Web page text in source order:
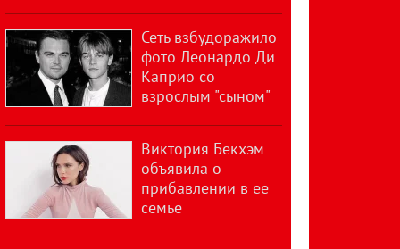
Сеть взбудоражило
фото Леонардо Ди
Каприо со
взрослым "сыном"
Виктория Бекхэм
объявила о
прибавлении в ее
семье